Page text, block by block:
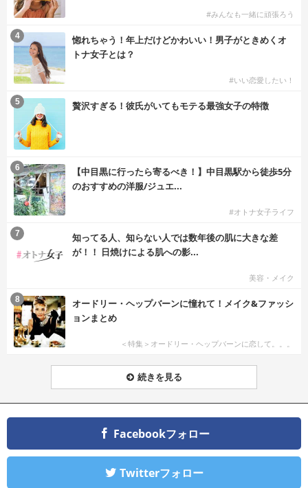
#みんなも一緒に頑張ろう
惚れちゃう！年上だけどかわいい！男子がときめくオ
トナ女子とは？
#いい恋愛したい！
4
贅沢すぎる！彼氏がいてもモテる最強女子の特徴
5
【中目黒に行ったら寄るべき！】中目黒駅から徒歩5分
のおすすめの洋服/ジュエ...
#オトナ女子ライフ
6
知ってる人、知らない人では数年後の肌に大きな差
が！！ 日焼けによる肌への影...
美容・メイク
7
オードリー・ヘップバーンに憧れて！メイク&ファッシ
ョンまとめ
＜特集＞オードリー・ヘップバーンに恋して。。。
8
続きを見る
Facebookフォロー
Twitterフォロー